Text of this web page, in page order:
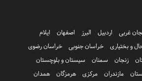
غربی اردبیل البرز اصفهان
ایلام
و بختیاری خراسان جنوبی
خراسان رضوی
زنجان سمنان
سیستان و بلوچستان
مازندران مرکزی هرمزگان همدان